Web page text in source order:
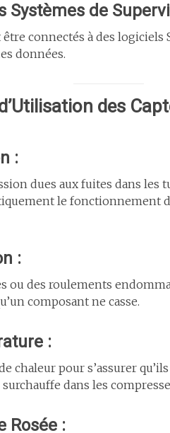
Systèmes de
connectés à des logiciels
données.
des
:
dues aux fuites dans les
le fonctionnement
:
ou des roulements
composant ne casse.
:
chaleur pour s’assurer
dans les
Rosée :